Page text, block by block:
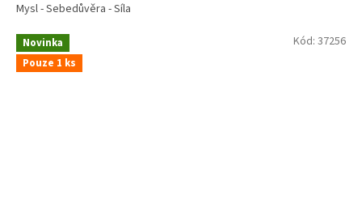
Mysl - Sebedůvěra - Síla
Novinka
Pouze 1 ks
Kód: 37256